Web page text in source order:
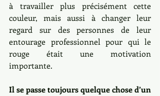
à travailler plus précisément cette
couleur, mais aussi à changer leur
regard sur des personnes de leur
entourage professionnel pour qui le
rouge était une motivation
importante.
Il se passe toujours quelque chose d’un